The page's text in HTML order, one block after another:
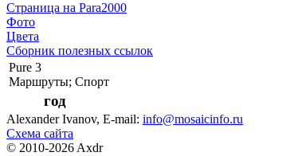
Страница на Para2000
Фото
Цвета
Сборник полезных ссылок
Pure 3
Маршруты; Спорт
год
Alexander Ivanov, E-mail: info@mosaicinfo.ru
Схема сайта
© 2010-2026 Axdr